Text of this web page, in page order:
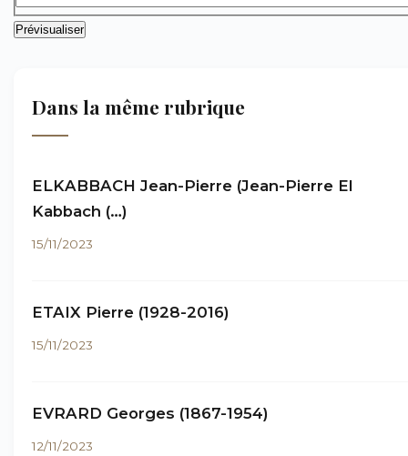
Dans la même rubrique
ELKABBACH Jean-Pierre (Jean-Pierre El
Kabbach (…)
15/11/2023
ETAIX Pierre (1928-2016)
15/11/2023
EVRARD Georges (1867-1954)
12/11/2023